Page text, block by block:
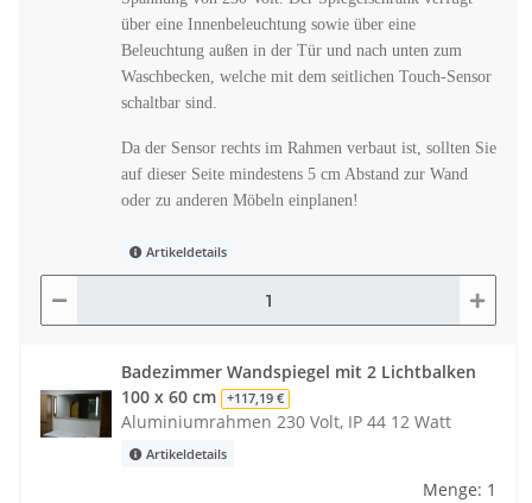
über eine Innenbeleuchtung sowie über eine
Beleuchtung außen in der Tür und nach unten zum
Waschbecken, welche mit dem seitlichen Touch-Sensor
schaltbar sind.
Da der Sensor rechts im Rahmen verbaut ist, sollten Sie
auf dieser Seite mindestens 5 cm Abstand zur Wand
oder zu anderen Möbeln einplanen!
Artikeldetails
Badezimmer Wandspiegel mit 2 Lichtbalken
100 x 60 cm
+117,19 €
Aluminiumrahmen 230 Volt, IP 44 12 Watt
Artikeldetails
Menge: 1